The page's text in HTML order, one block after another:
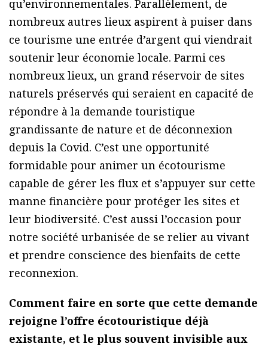
qu’environnementales. Parallèlement, de
nombreux autres lieux aspirent à puiser dans
ce tourisme une entrée d’argent qui viendrait
soutenir leur économie locale. Parmi ces
nombreux lieux, un grand réservoir de sites
naturels préservés qui seraient en capacité de
répondre à la demande touristique
grandissante de nature et de déconnexion
depuis la Covid. C’est une opportunité
formidable pour animer un écotourisme
capable de gérer les flux et s’appuyer sur cette
manne financière pour protéger les sites et
leur biodiversité. C’est aussi l’occasion pour
notre société urbanisée de se relier au vivant
et prendre conscience des bienfaits de cette
reconnexion.
Comment faire en sorte que cette demande
rejoigne l’offre écotouristique déjà
existante, et le plus souvent invisible aux